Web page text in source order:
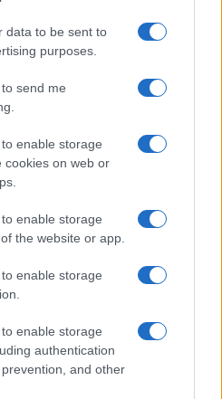
data to be sent to
purposes.
send me
enable storage
cookies on web or
enable storage
the website or app.
enable storage
enable storage
authentication
and other
perfecta para arroces
para disfrutar del